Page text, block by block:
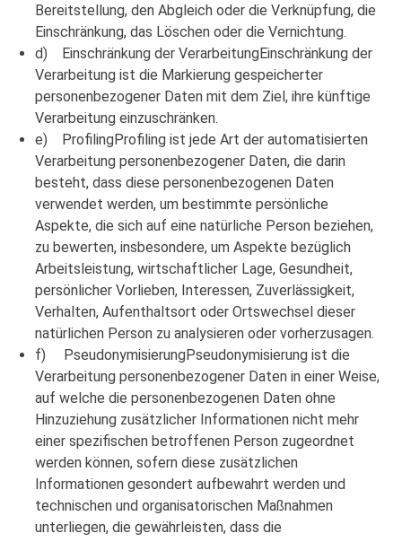
Bereitstellung, den Abgleich oder die Verknüpfung, die
Einschränkung, das Löschen oder die Vernichtung.
d) Einschränkung der VerarbeitungEinschränkung der
Verarbeitung ist die Markierung gespeicherter
personenbezogener Daten mit dem Ziel, ihre künftige
Verarbeitung einzuschränken.
e) ProfilingProfiling ist jede Art der automatisierten
Verarbeitung personenbezogener Daten, die darin
besteht, dass diese personenbezogenen Daten
verwendet werden, um bestimmte persönliche
Aspekte, die sich auf eine natürliche Person beziehen,
zu bewerten, insbesondere, um Aspekte bezüglich
Arbeitsleistung, wirtschaftlicher Lage, Gesundheit,
persönlicher Vorlieben, Interessen, Zuverlässigkeit,
Verhalten, Aufenthaltsort oder Ortswechsel dieser
natürlichen Person zu analysieren oder vorherzusagen.
f) PseudonymisierungPseudonymisierung ist die
Verarbeitung personenbezogener Daten in einer Weise,
auf welche die personenbezogenen Daten ohne
Hinzuziehung zusätzlicher Informationen nicht mehr
einer spezifischen betroffenen Person zugeordnet
werden können, sofern diese zusätzlichen
Informationen gesondert aufbewahrt werden und
technischen und organisatorischen Maßnahmen
unterliegen, die gewährleisten, dass die